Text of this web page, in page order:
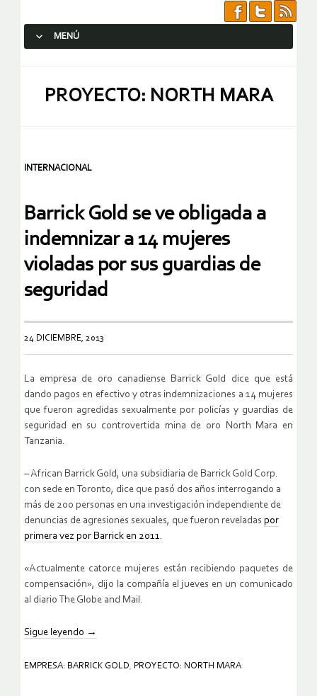
MENÚ
PROYECTO: NORTH MARA
INTERNACIONAL
Barrick Gold se ve obligada a
indemnizar a 14 mujeres
violadas por sus guardias de
seguridad
24 DICIEMBRE, 2013
La empresa de oro canadiense Barrick Gold dice que está
dando pagos en efectivo y otras indemnizaciones a 14 mujeres
que fueron agredidas sexualmente por policías y guardias de
seguridad en su controvertida mina de oro North Mara en
Tanzania.
– African Barrick Gold, una subsidiaria de Barrick Gold Corp.
con sede en Toronto, dice que pasó dos años interrogando a
más de 200 personas en una investigación independiente de
denuncias de agresiones sexuales, que fueron reveladas por
primera vez por Barrick en 2011.
«Actualmente catorce mujeres están recibiendo paquetes de
compensación», dijo la compañía el jueves en un comunicado
al diario The Globe and Mail.
Sigue leyendo →
EMPRESA: BARRICK GOLD, PROYECTO: NORTH MARA